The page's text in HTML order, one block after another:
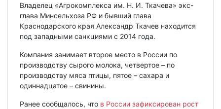
Владелец «Агрокомплекса им. Н. И. Ткачева» экс-
глава Минсельхоза РФ и бывший глава
Краснодарского края Александр Ткачев находится
под западными санкциями с 2014 года.
Компания занимает второе место в России по
производству сырого молока, четвертое – по
производству мяса птицы, пятое – сахара и
одиннадцатое – свинины.
Ранее сообщалось, что в России зафиксирован рост